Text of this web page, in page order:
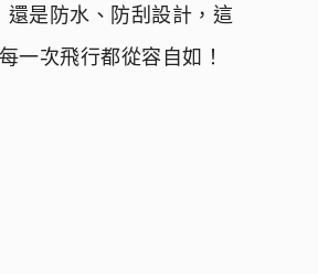
是防水、防刮設計，這
一次飛行都從容自如！